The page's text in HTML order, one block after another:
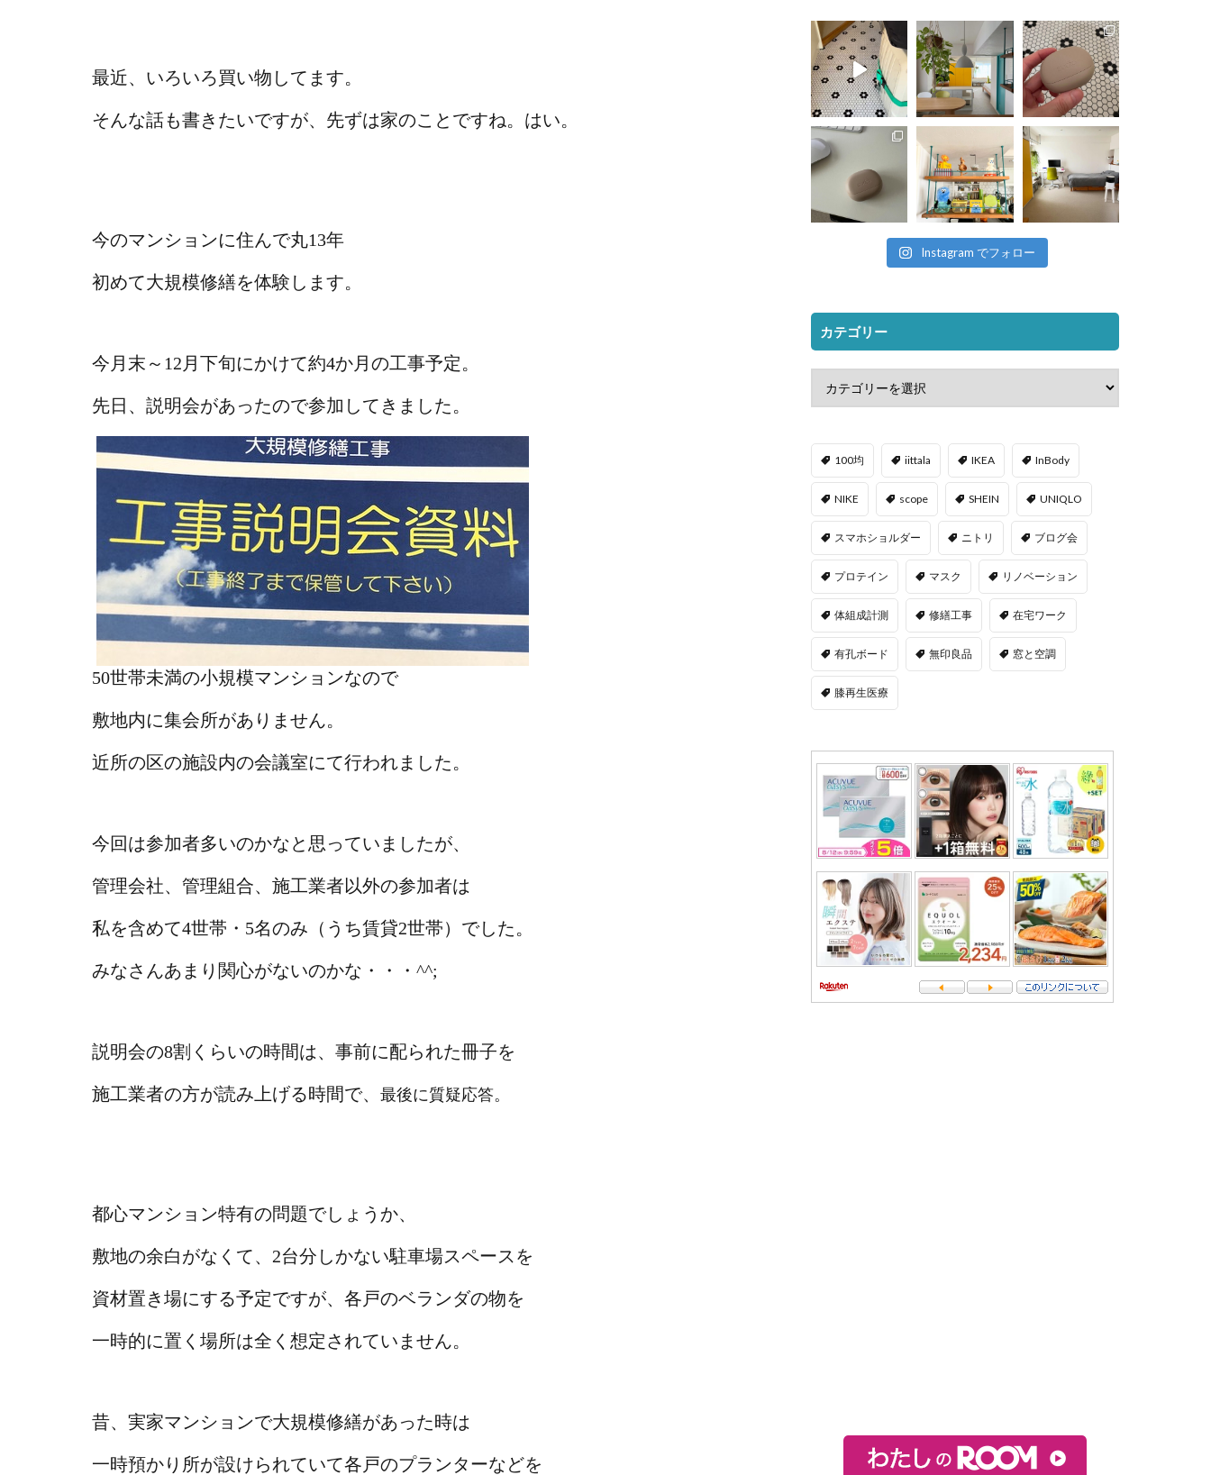
最近、いろいろ買い物してます。
そんな話も書きたいですが、先ずは家のことですね。はい。
今のマンションに住んで丸13年
初めて大規模修繕を体験します。
今月末～12月下旬にかけて約4か月の工事予定。
先日、説明会があったので参加してきました。
50世帯未満の小規模マンションなので
敷地内に集会所がありません。
近所の区の施設内の会議室にて行われました。
今回は参加者多いのかなと思っていましたが、
管理会社、管理組合、施工業者以外の参加者は
私を含めて4世帯・5名のみ（うち賃貸2世帯）でした。
みなさんあまり関心がないのかな・・・^^;
説明会の8割くらいの時間は、事前に配られた冊子を
施工業者の方が読み上げる時間で、 最後に質疑応答。
都心マンション特有の問題でしょうか、
敷地の余白がなくて、2台分しかない駐車場スペースを
資材置き場にする予定ですが、各戸のベランダの物を
一時的に置く場所は全く想定されていません。
昔、実家マンションで大規模修繕があった時は
一時預かり所が設けられていて各戸のプランターなどを
Instagram でフォロー
カテゴリー
100均 iittala IKEA InBody
NIKE scope SHEIN UNIQLO
スマホショルダー ニトリ ブログ会
プロテイン マスク リノベーション
体組成計測 修繕工事 在宅ワーク
有孔ボード 無印良品 窓と空調
膝再生医療